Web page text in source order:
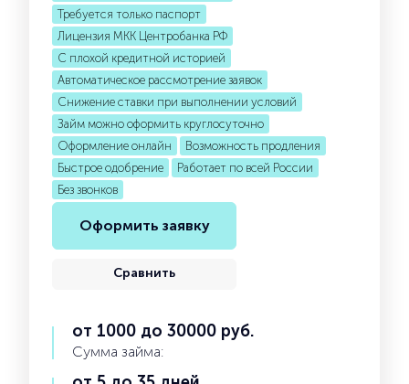
Требуется только паспорт
Лицензия МКК Центробанка РФ
С плохой кредитной историей
Автоматическое рассмотрение заявок
Снижение ставки при выполнении условий
Займ можно оформить круглосуточно
Оформление онлайн
Возможность продления
Быстрое одобрение
Работает по всей России
Без звонков
Оформить заявку
Сравнить
от 1000 до 30000 руб.
Сумма займа: